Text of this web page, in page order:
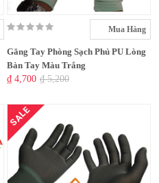
Mua Hàng
Găng Tay Phòng Sạch Phủ PU Lòng
Bàn Tay Màu Trắng
₫ 4,700 ₫ 5,200
SALE